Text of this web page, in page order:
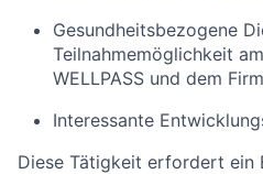
Gesundheitsbezogene
Teilnahmemöglichkeit
WELLPASS und dem
Interessante
Diese Tätigkeit erfordert ein